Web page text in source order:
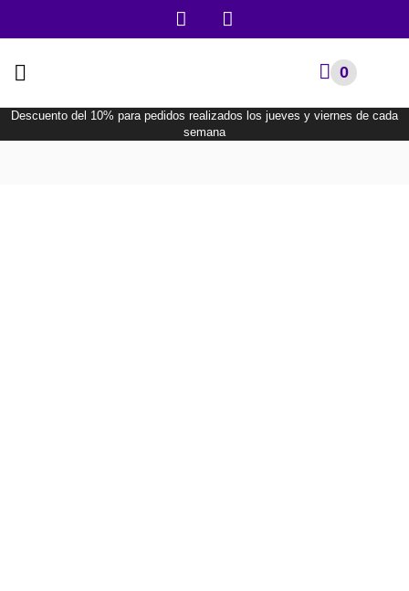
0
Descuento del 10% para pedidos realizados los jueves y viernes de cada
semana